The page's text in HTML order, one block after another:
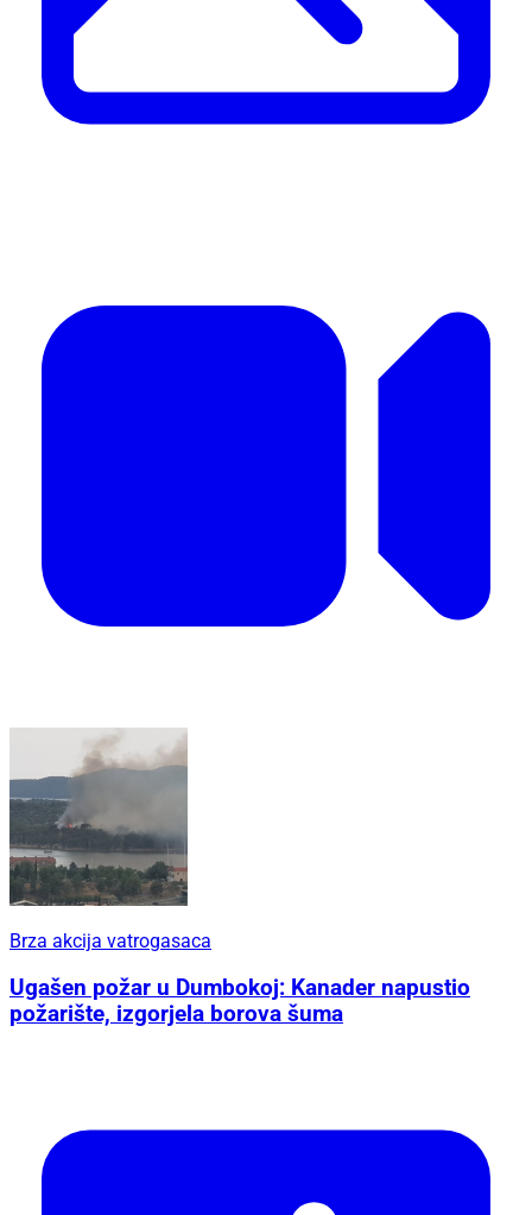
Brza akcija vatrogasaca
Ugašen požar u Dumbokoj: Kanader napustio
požarište, izgorjela borova šuma